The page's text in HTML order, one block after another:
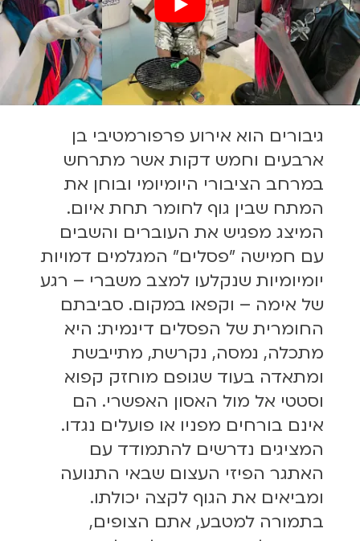
גיבורים הוא אירוע פרפורמטיבי בן
ארבעים וחמש דקות אשר מתרחש
במרחב הציבורי היומיומי ובוחן את
המתח שבין גוף לחומר תחת איום.
המיצג מפגיש את העוברים והשבים
עם חמישה ״פסלים״ המגלמים דמויות
יומיומיות שנקלעו למצב משברי – רגע
של אימה – וקפאו במקום. סביבתם
החומרית של הפסלים דינמית: היא
מתכלה, נמסה, נקרשת, מתייבשת
ומתאדה בעוד שגופם מוחזק קפוא
וסטטי אל מול האסון האפשרי. הם
אינם בורחים מפניו או פועלים נגדו.
המציגים נדרשים להתמודד עם
האתגר הפיזי העצום שבאי התנועה
ומביאים את הגוף לקצה יכולתו.
בתמורה למטבע, אתם הצופים,